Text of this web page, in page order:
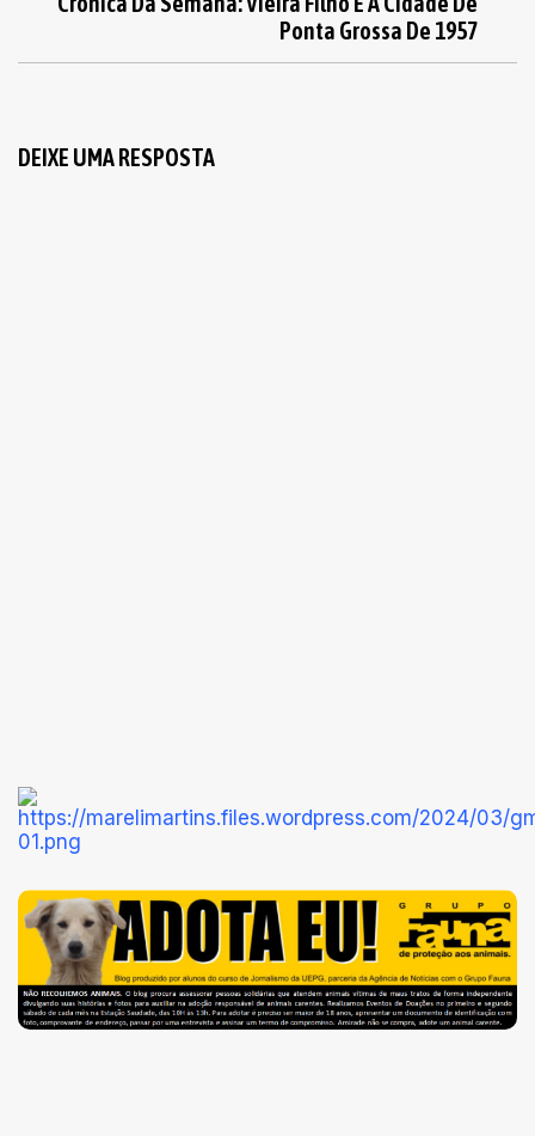
Ponta Grossa De 1957
DEIXE UMA RESPOSTA